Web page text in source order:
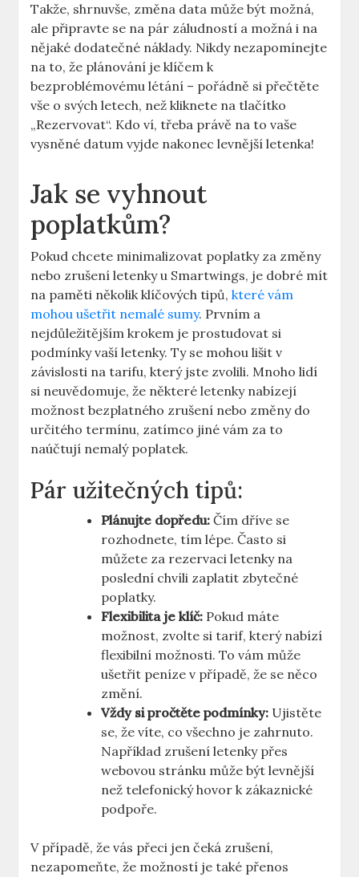
Takže, shrnuvše, změna data může být možná,
ale připravte se na pár záludností a možná i na
nějaké dodatečné náklady. Nikdy nezapomínejte
na to, že plánování je klíčem k
bezproblémovému létání – pořádně si přečtěte
vše o svých letech, než kliknete na tlačítko
„Rezervovat“. Kdo ví, třeba právě na to vaše
vysněné datum vyjde nakonec levnější letenka!
Jak se vyhnout
poplatkům?
Pokud chcete minimalizovat poplatky za změny
nebo zrušení letenky u Smartwings, je dobré mít
na paměti několik klíčových tipů,které vám
mohou ušetřit nemalé sumy. Prvním a
nejdůležitějším krokem je prostudovat si
podmínky vaší letenky. Ty se mohou lišit v
závislosti na tarifu, který jste zvolili. Mnoho lidí
si neuvědomuje, že některé letenky nabízejí
možnost bezplatného zrušení nebo změny do
určitého termínu, zatímco jiné vám za to
naúčtují nemalý poplatek.
Pár užitečných tipů:
Plánujte dopředu: Čím dříve se
rozhodnete, tím lépe. Často si
můžete za rezervaci letenky na
poslední chvíli zaplatit zbytečné
poplatky.
Flexibilita je klíč: Pokud máte
možnost, zvolte si tarif, který nabízí
flexibilní možnosti. To vám může
ušetřit peníze v případě, že se něco
změní.
Vždy si pročtěte podmínky: Ujistěte
se, že víte, co všechno je zahrnuto.
Například zrušení letenky přes
webovou stránku může být levnější
než telefonický hovor k zákaznické
podpoře.
V případě, že vás přeci jen čeká zrušení,
nezapomeňte, že možností je také přenos